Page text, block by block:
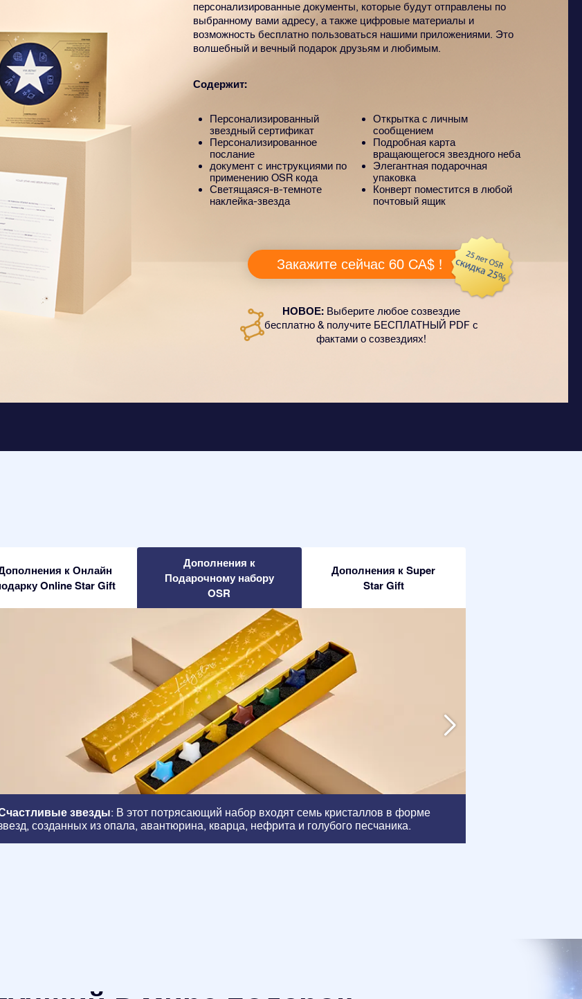
персонализированные документы, которые будут отправлены по
выбранному вами адресу, а также цифровые материалы и
возможность бесплатно пользоваться нашими приложениями. Это
волшебный и вечный подарок друзьям и любимым.
Содержит:
Персонализированный
звездный сертификат
Персонализированное
послание
документ с инструкциями по
применению OSR кода
Светящаяся-в-темноте
наклейка-звезда
Открытка с личным
сообщением
Подробная карта
вращающегося звездного неба
Элегантная подарочная
упаковка
Конверт поместится в любой
почтовый ящик
Закажите сейчас 60 CA$ !
НОВОЕ: Выберите любое созвездие
бесплатно & получите БЕСПЛАТНЫЙ PDF с
фактами о созвездиях!
к Онлайн
Online Star Gift
Дополнения к
Подарочному набору
OSR
Дополнения к Super
Star Gift
звезды: В этот потрясающий набор входят семь кристаллов в форме
созданных из опала, авантюрина, кварца, нефрита и голубого песчаника.